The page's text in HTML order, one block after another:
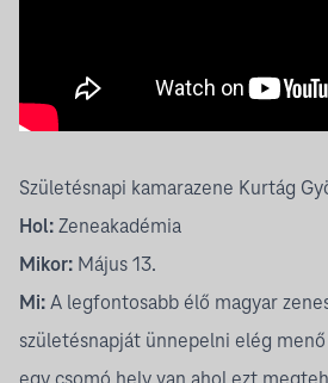
Születésnapi kamarazene Kurtág
Hol: Zeneakadémia
Mikor: Május 13.
Mi: A legfontosabb élő magyar
születésnapját ünnepelni elég